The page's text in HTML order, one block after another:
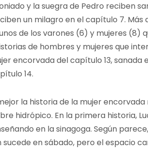
y la suegra de Pedro reciben
un milagro en el capítulo 7.
de los varones (6) y mujeres (8)
de hombres y mujeres que
encorvada del capítulo 13, sanada
14.
la historia de la mujer
hidrópico. En la primera historia,
en la sinagoga. Según
en sábado, pero el espacio